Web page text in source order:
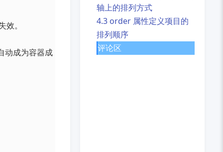
效。
动成为容器成
轴上的排列方式
4.3 order 属性定义项目的
排列顺序
评论区